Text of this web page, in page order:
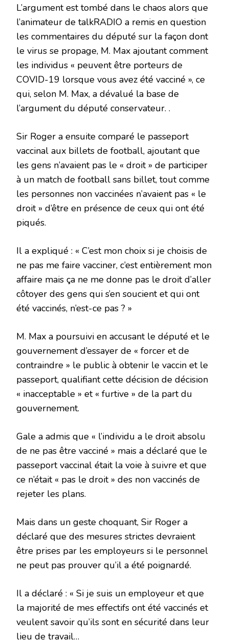
L’argument est tombé dans le chaos alors que
l’animateur de talkRADIO a remis en question
les commentaires du député sur la façon dont
le virus se propage, M. Max ajoutant comment
les individus « peuvent être porteurs de
COVID-19 lorsque vous avez été vacciné », ce
qui, selon M. Max, a dévalué la base de
l’argument du député conservateur. .
Sir Roger a ensuite comparé le passeport
vaccinal aux billets de football, ajoutant que
les gens n’avaient pas le « droit » de participer
à un match de football sans billet, tout comme
les personnes non vaccinées n’avaient pas « le
droit » d’être en présence de ceux qui ont été
piqués.
Il a expliqué : « C’est mon choix si je choisis de
ne pas me faire vacciner, c’est entièrement mon
affaire mais ça ne me donne pas le droit d’aller
côtoyer des gens qui s’en soucient et qui ont
été vaccinés, n’est-ce pas ? »
M. Max a poursuivi en accusant le député et le
gouvernement d’essayer de « forcer et de
contraindre » le public à obtenir le vaccin et le
passeport, qualifiant cette décision de décision
« inacceptable » et « furtive » de la part du
gouvernement.
Gale a admis que « l’individu a le droit absolu
de ne pas être vacciné » mais a déclaré que le
passeport vaccinal était la voie à suivre et que
ce n’était « pas le droit » des non vaccinés de
rejeter les plans.
Mais dans un geste choquant, Sir Roger a
déclaré que des mesures strictes devraient
être prises par les employeurs si le personnel
ne peut pas prouver qu’il a été poignardé.
Il a déclaré : « Si je suis un employeur et que
la majorité de mes effectifs ont été vaccinés et
veulent savoir qu’ils sont en sécurité dans leur
lieu de travail…